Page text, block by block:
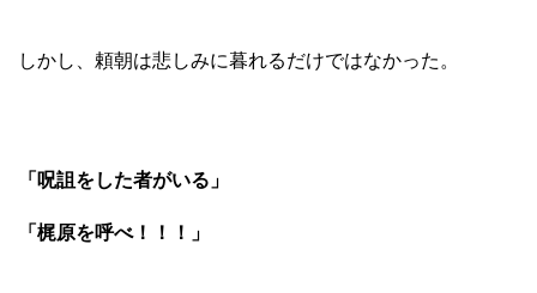
しかし、頼朝は悲しみに暮れるだけではなかった。
「呪詛をした者がいる」
「梶原を呼べ！！！」